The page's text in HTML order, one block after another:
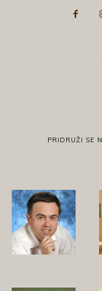
PRIDRUŽI SE